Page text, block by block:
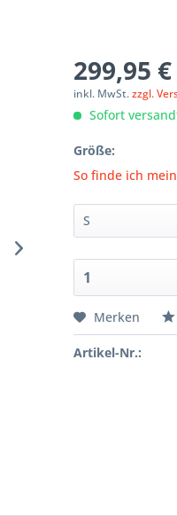
299,95 €
inkl. MwSt.zzgl.
Sofort
Größe:
So finde ich
Merken
Artikel-Nr.: